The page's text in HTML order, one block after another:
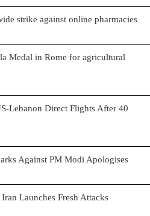
strike against online pharmacies
Medal in Rome for agricultural
Lebanon Direct Flights After 40
Against PM Modi Apologises
Launches Fresh Attacks